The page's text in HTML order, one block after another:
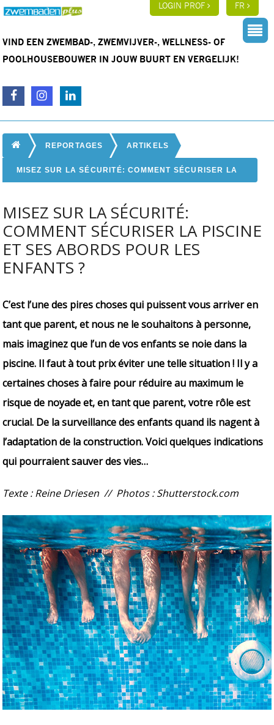
LOGIN PROF FR
VIND EEN ZWEMBAD-, ZWEMVIJVER-, WELLNESS- OF
POOLHOUSEBOUWER IN JOUW BUURT EN VERGELIJK!
REPORTAGES ARTIKELS
MISEZ SUR LA SÉCURITÉ: COMMENT SÉCURISER LA
MISEZ SUR LA SÉCURITÉ:
COMMENT SÉCURISER LA PISCINE
ET SES ABORDS POUR LES
ENFANTS ?
C’est l’une des pires choses qui puissent vous arriver en
tant que parent, et nous ne le souhaitons à personne,
mais imaginez que l’un de vos enfants se noie dans la
piscine. Il faut à tout prix éviter une telle situation ! Il y a
certaines choses à faire pour réduire au maximum le
risque de noyade et, en tant que parent, votre rôle est
crucial. De la surveillance des enfants quand ils nagent à
l’adaptation de la construction. Voici quelques indications
qui pourraient sauver des vies…
Texte : Reine Driesen // Photos : Shutterstock.com